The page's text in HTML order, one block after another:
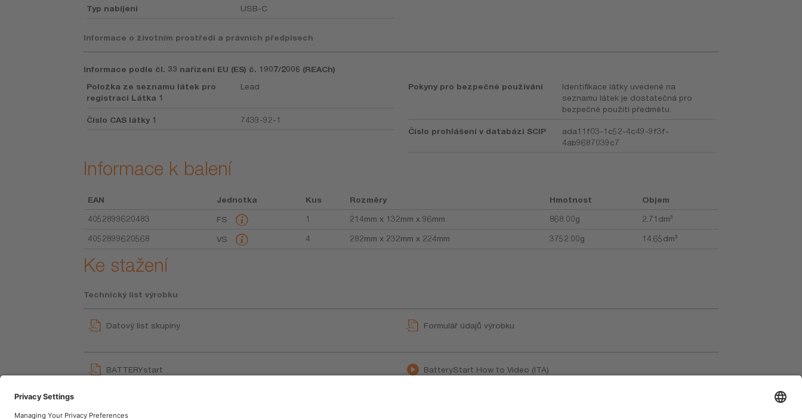
Typ nabíjení USB-C
Informace o životním prostředí a právních předpisech
Informace podle čl. 33 nařízení EU (ES) č. 1907/2006 (REACh)
Položka ze seznamu látek pro
registraci Látka 1
Lead
Číslo CAS látky 1 7439-92-1
Pokyny pro bezpečné používání
Identifikace látky uvedené na
seznamu látek je dostatečná pro
bezpečné použití předmětu.
Číslo prohlášení v databázi SCIP
ada11f03-1c52-4c49-9f3f-
4ab9687039c7
Informace k balení
EAN Jednotka Kus Rozměry Hmotnost
Objem
4052899620483
FS 1 214mm x 132mm x 96mm 868.00g 2.71dm³
4052899620568 VS 4 282mm x 232mm x 224mm 3752.00g 14.65dm³
Ke stažení
Technický list výrobku
Datový list skupiny Formulář údajů výrobku
BATTERYstart
BatteryStart How to Video (ITA)